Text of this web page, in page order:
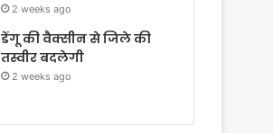
2 weeks ago
डेंगू की वैक्सीन से जिले की
तस्वीर बदलेगी
2 weeks ago